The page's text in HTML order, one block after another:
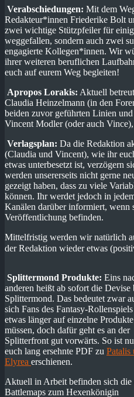
Verabschiedungen: Mit dem
Redakteur*innen Friederike Bolt
zwei wichtige Stützpfeiler für
weggefallen, sondern auch zwei
engagierte Kollegen*innen. Wir
ihrer weiteren beruflichen
euch auf eurem Weg begleiten!
Apropos Lorakis: Aktuell
Claudia Heinzelmann (in den
beiden zuvor geführten Linien
Vincent Modler (oder auch
Verlagsplan: Da die Redaktion
(Claudia und Vincent), wie ihr
etwas unterbesetzt ist, verzögern
werden unsererseits nicht gerne
gezeigt haben, dass zu viele
können. Ihr werdet jedoch in
Kanälen darüber informiert, wenn
Veröffentlichung befinden.
Mittelfristig werden wir natürlich
der Redaktion wieder etwas
Splittermond Produkte: Eins
anderen heißt ab sofort die Devise
Splittermond. Das bedeutet zwar
sich Fans des Fantasy-
etwas länger auf einzelne
müssen, doch dafür geht es an der
Splitterfront gut vorwärts. So ist
euch lang ersehnte PDF zu Patalis
Elyrea erschienen.
Aktuell in Arbeit befinden sich die
Battlemaps zum Hexenkönigin